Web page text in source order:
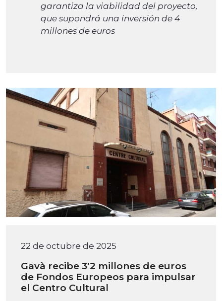
garantiza la viabilidad del proyecto,
que supondrá una inversión de 4
millones de euros
22 de octubre de 2025
Gavà recibe 3'2 millones de euros
de Fondos Europeos para impulsar
el Centro Cultural